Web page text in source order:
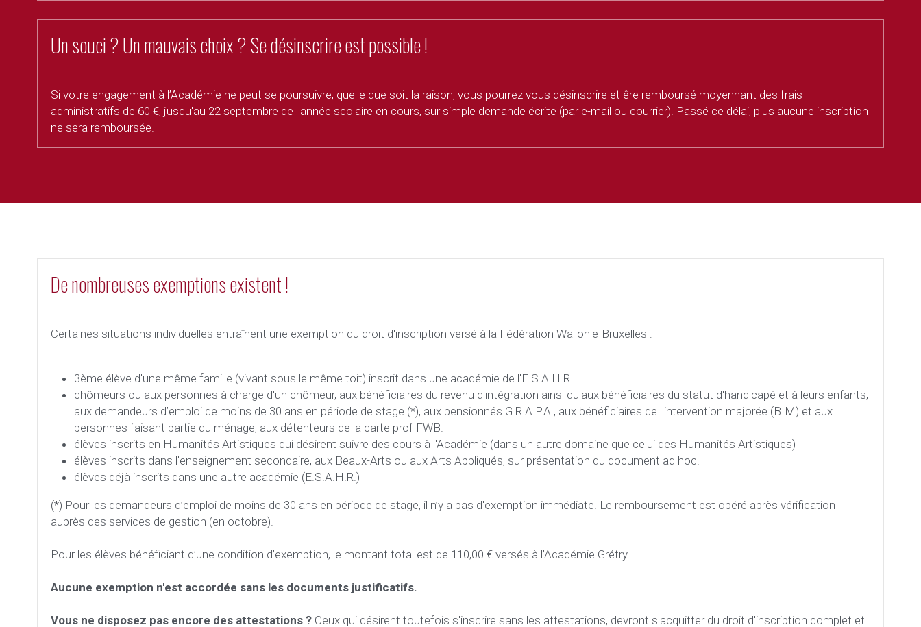
Un souci ? Un mauvais choix ? Se désinscrire est possible !
Si votre engagement à l’Académie ne peut se poursuivre, quelle que soit la raison, vous pourrez vous désinscrire et êre remboursé moyennant des frais
administratifs de 60 €, jusqu'au 22 septembre de l'année scolaire en cours, sur simple demande écrite (par e-mail ou courrier). Passé ce délai, plus aucune inscription
ne sera remboursée.
De nombreuses exemptions existent !
Certaines situations individuelles entraînent une exemption du droit d'inscription versé à la Fédération Wallonie-Bruxelles :
3ème élève d'une même famille (vivant sous le même toit) inscrit dans une académie de l'E.S.A.H.R.
chômeurs ou aux personnes à charge d'un chômeur, aux bénéficiaires du revenu d'intégration ainsi qu'aux bénéficiaires du statut d'handicapé et à leurs enfants,
aux demandeurs d’emploi de moins de 30 ans en période de stage (*), aux pensionnés G.R.A.P.A., aux bénéficiaires de l'intervention majorée (BIM) et aux
personnes faisant partie du ménage, aux détenteurs de la carte prof FWB.
élèves inscrits en Humanités Artistiques qui désirent suivre des cours à l'Académie (dans un autre domaine que celui des Humanités Artistiques)
élèves inscrits dans l'enseignement secondaire, aux Beaux-Arts ou aux Arts Appliqués, sur présentation du document ad hoc.
élèves déjà inscrits dans une autre académie (E.S.A.H.R.)
(*) Pour les demandeurs d’emploi de moins de 30 ans en période de stage, il n’y a pas d'exemption immédiate. Le remboursement est opéré après vérification
auprès des services de gestion (en octobre).
Pour les élèves bénéficiant d’une condition d’exemption, le montant total est de 110,00 € versés à l’Académie Grétry.
Aucune exemption n'est accordée sans les documents justificatifs.
Vous ne disposez pas encore des attestations ? Ceux qui désirent toutefois s'inscrire sans les attestations, devront s'acquitter du droit d'inscription complet et